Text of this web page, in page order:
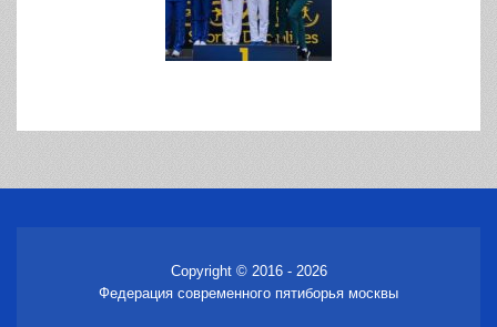
Copyright © 2016 - 2026
Федерация современного пятиборья москвы